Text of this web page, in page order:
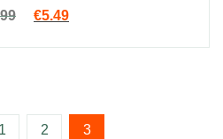
Original price was: €9.99.
€5.49Current price is: €5.49.
1 2 3